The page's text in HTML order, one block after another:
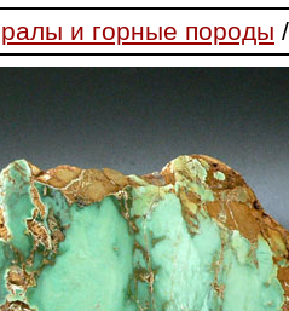
и горные породы